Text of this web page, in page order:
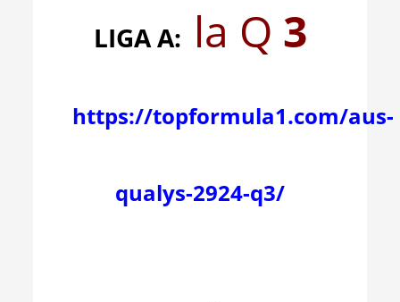
LIGA A: la Q 3
https://topformula1.com/aus-
qualys-2924-q3/